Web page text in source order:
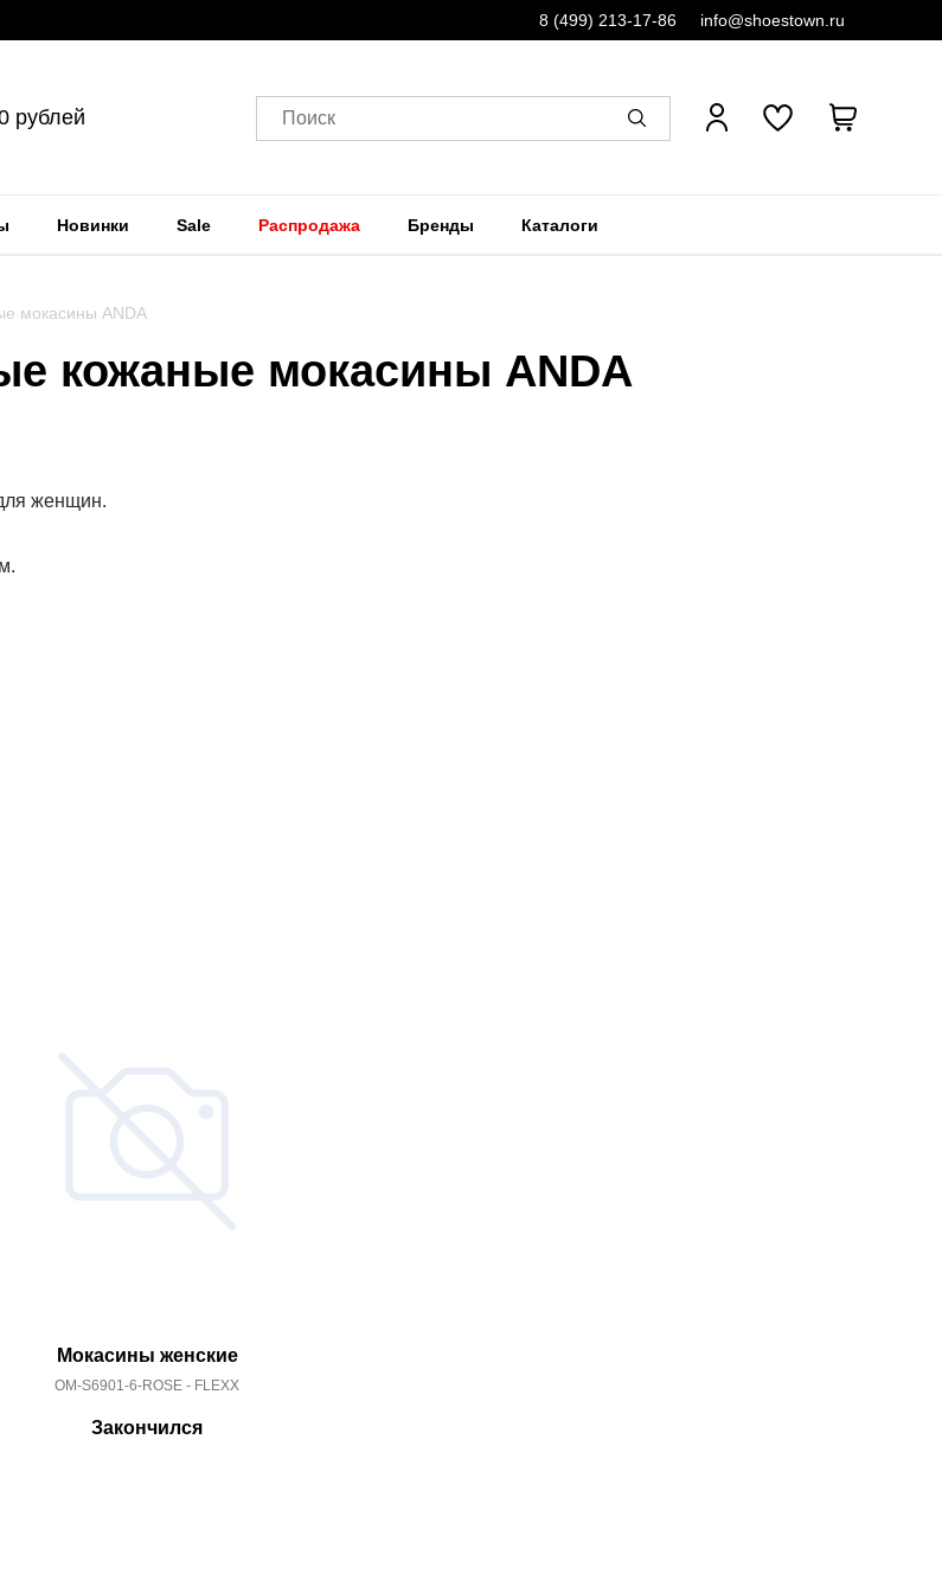
8 (499) 213-17-86 info@shoestown.ru
рублей Поиск
Новинки Sale Распродажа Бренды Каталоги
мокасины ANDA
кожаные мокасины ANDA
женщин.
Мокасины женские
OM-S6901-6-ROSE - FLEXX
Закончился